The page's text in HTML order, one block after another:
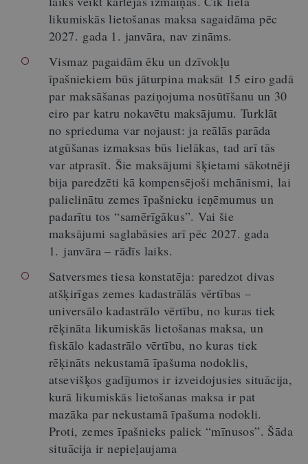
likumiskās lietošanas maksa sagaidāma pēc
2027. gada 1. janvāra, nav zināms.
Vismaz pagaidām ēku un dzīvokļu
īpašniekiem būs jāturpina maksāt 15 eiro gadā
par maksāšanas paziņojuma nosūtīšanu un 30
eiro par katru nokavētu maksājumu. Turklāt
no sprieduma var nojaust: ja reālās parāda
atgūšanas izmaksas būs lielākas, tad arī tās
var atprasīt. Šie maksājumi šķietami sākotnēji
bija paredzēti kā kompensējoši mehānismi, lai
palielinātu zemes īpašnieku ieņēmumus un
padarītu tos “samērīgākus”. Vai šie
maksājumi saglabāsies arī pēc 2027. gada
1. janvāra – rādīs laiks.
Satversmes tiesa konstatēja: paredzot divas
atšķirīgas zemes kadastrālās vērtības –
universālo kadastrālo vērtību, no kuras tiek
rēķināta likumiskās lietošanas maksa, un
fiskālo kadastrālo vērtību, no kuras tiek
rēķināts nekustamā īpašuma nodoklis,
atsevišķos gadījumos ir izveidojusies situācija,
kurā likumiskās lietošanas maksa ir pat
mazāka par nekustamā īpašuma nodokli.
Proti, zemes īpašnieks paliek “mīnusos”. Šāda
situācija ir nepieļaujama